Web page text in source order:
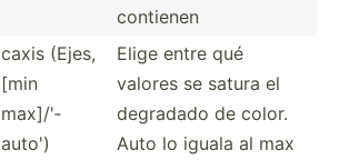
contienen
caxis (Ejes,
[min
max]/'­
auto')
Elige entre qué
valores se satura el
degradado de color.
Auto lo iguala al max